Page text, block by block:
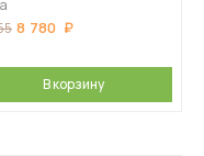
8 780
В корзину